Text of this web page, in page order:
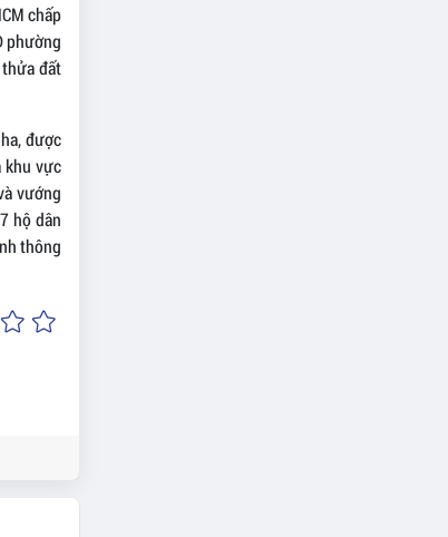
chấp
phường
đất
được
khu vực
vướng
hộ dân
thông